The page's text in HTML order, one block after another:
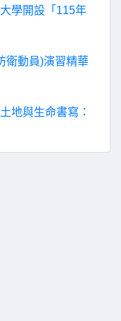
學開設「115年
衛動員)演習精華
地與生命書寫：